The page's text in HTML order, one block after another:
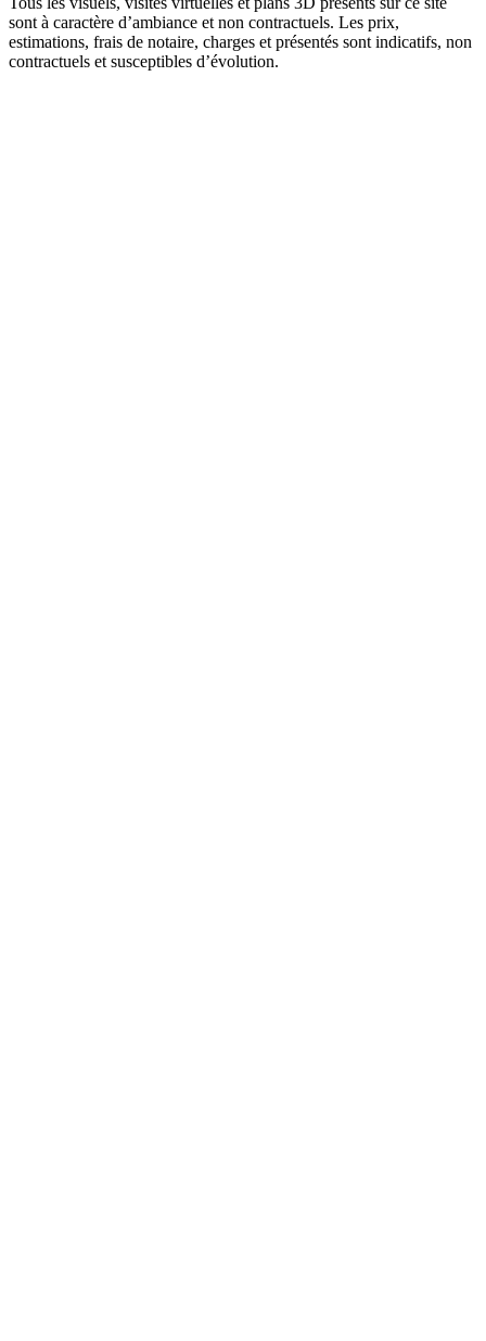
sont à caractère d’ambiance et non contractuels. Les prix,
estimations, frais de notaire, charges et présentés sont indicatifs, non
contractuels et susceptibles d’évolution.